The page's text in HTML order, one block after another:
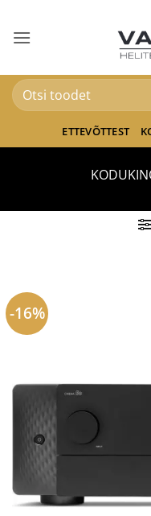
content
Otsi:
ETTEVÕTTEST
-16%